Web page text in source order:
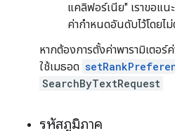
แคลิฟอร์เนีย" เราขอแ
ค่ากําหนดอันดับไว้โดยไ
หากต้องการตั้งค่าพารามิเตอร์
ใช้เมธอด
SearchByTextRequest
รหัสภูมิภาค